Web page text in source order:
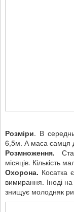
Розміри. В
6,5м. А маса самця
Розмноження.
місяців. Кількість
Охорона. Косатка
вимирання. Іноді
знищує молодняк